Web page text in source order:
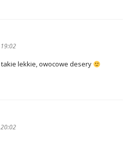
lekkie, owocowe desery